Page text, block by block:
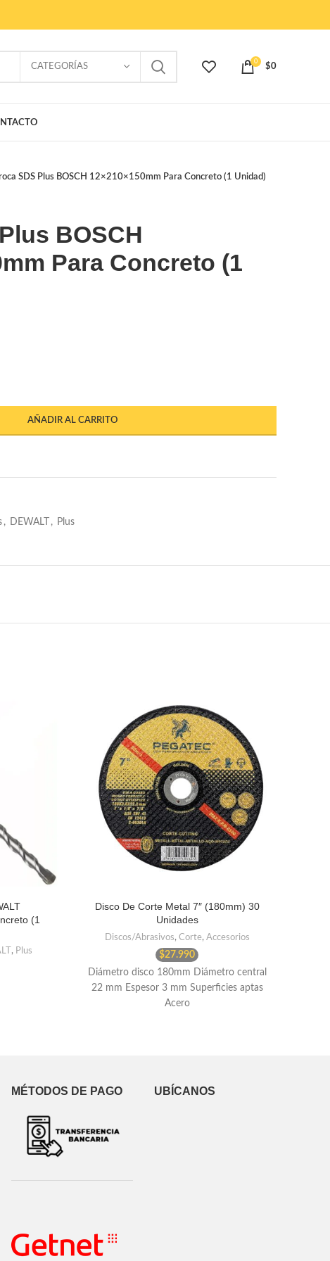
CATEGORÍAS
0
$0
SDS Plus BOSCH 12×210×150mm Para Concreto (1 Unidad)
BOSCH
Para Concreto (1
AÑADIR AL CARRITO
, DEWALT , Plus
(1
, Plus
Disco De Corte Metal 7″ (180mm) 30
Unidades
Discos/Abrasivos, Corte, Accesorios
$27.990
Diámetro disco 180mm Diámetro central
22 mm Espesor 3 mm Superficies aptas
Acero
MÉTODOS DE PAGO UBÍCANOS